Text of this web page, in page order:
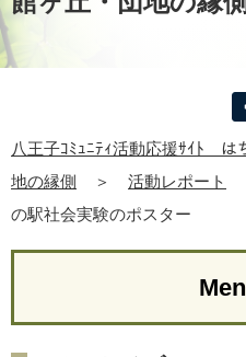
八王子ｺﾐｭﾆﾃｨ活動応援ｻｲﾄ は
地の縁側
＞ 活動レポート
の駅社会実験のポスター